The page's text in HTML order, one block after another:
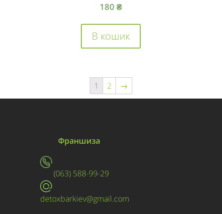
180₴
В кошик
1 2 →
Франшиза
(063) 588-99-29
detoxbarkiev@gmail.com